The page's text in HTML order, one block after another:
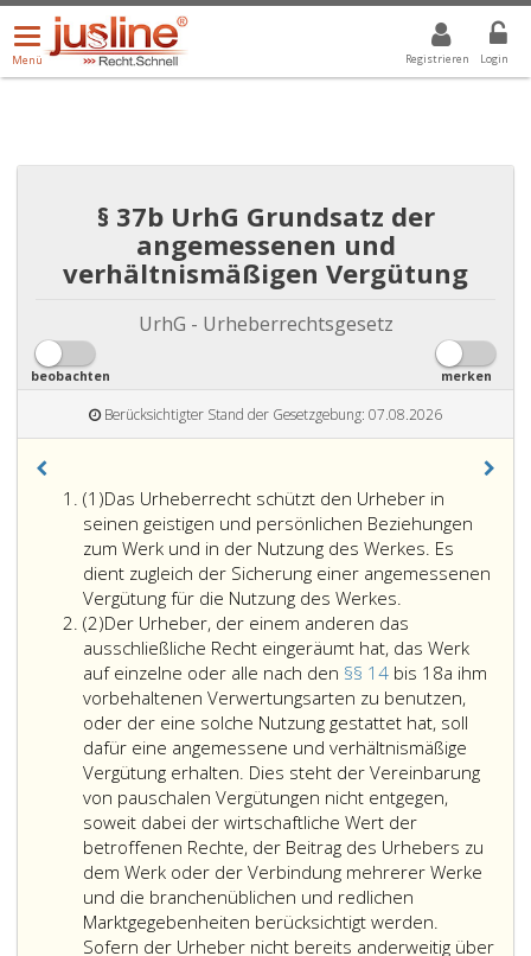
Registrieren Login
Menü
öffnen/schließen
Menü
ALLE DROPDOWN: GEWÄHLTER WERT IST ALLE
§ 37b UrhG Grundsatz der
angemessenen und
verhältnismäßigen Vergütung
UrhG - Urheberrechtsgesetz
beobachten merken
Berücksichtigter Stand der Gesetzgebung: 07.08.2026
(1)Absatz
eins
Das Urheberrecht schützt den Urheber in
seinen geistigen und persönlichen Beziehungen
zum Werk und in der Nutzung des Werkes. Es
dient zugleich der Sicherung einer angemessenen
Vergütung für die Nutzung des Werkes.
(2)Absatz
2
Der Urheber, der einem anderen das
ausschließliche Recht eingeräumt hat, das Werk
auf einzelne oder alle nach den §§ 14 bis 18a ihm
vorbehaltenen Verwertungsarten zu benutzen,
oder der eine solche Nutzung gestattet hat, soll
dafür eine angemessene und verhältnismäßige
Vergütung erhalten. Dies steht der Vereinbarung
von pauschalen Vergütungen nicht entgegen,
soweit dabei der wirtschaftliche Wert der
betroffenen Rechte, der Beitrag des Urhebers zu
dem Werk oder der Verbindung mehrerer Werke
und die branchenüblichen und redlichen
Marktgegebenheiten berücksichtigt werden.
Sofern der Urheber nicht bereits anderweitig über